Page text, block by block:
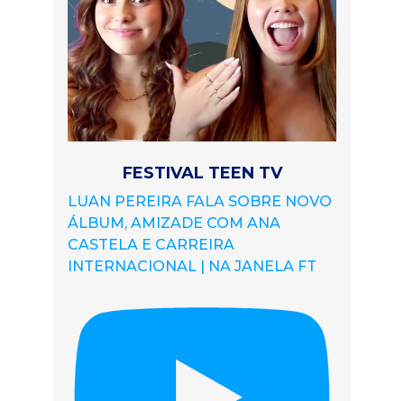
FESTIVAL TEEN TV
LUAN PEREIRA FALA SOBRE NOVO
ÁLBUM, AMIZADE COM ANA
CASTELA E CARREIRA
INTERNACIONAL | NA JANELA FT